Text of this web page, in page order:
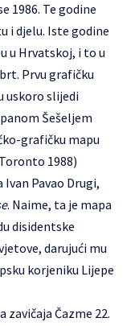
1986. Te godine
i djelu. Iste godine
u Hrvatskoj, i to u
Prvu grafičku
uskoro slijedi
Šešeljem
grafičku mapu
1988)
Pavao Drugi,
. Naime, ta je mapa
disidentske
darujući mu
korjeniku Lijepe
zavičaja Čazme 22.